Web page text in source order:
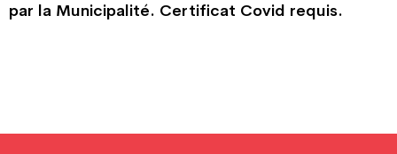
par la Municipalité. Certificat Covid requis.